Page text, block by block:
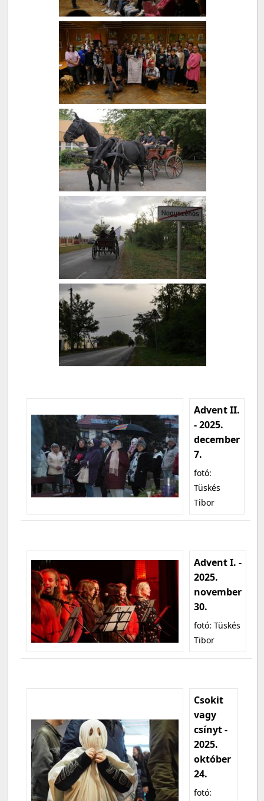
Advent II.
- 2025.
december
7.
fotó:
Tüskés
Tibor
Advent I. -
2025.
november
30.
fotó: Tüskés
Tibor
Csokit
vagy
csínyt -
2025.
október
24.
fotó: